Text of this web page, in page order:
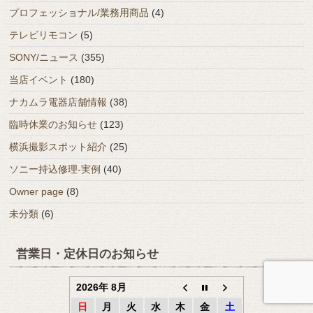
プロフェッショナル/業務用商品 (4)
テレビリモコン (5)
SONY/ニュース (355)
当店イベント (180)
ナカムラ電器店舗情報 (38)
臨時休業のお知らせ (123)
横浜撮影スポット紹介 (25)
ソニー持込修理-実例 (40)
Owner page (8)
未分類 (6)
営業日・定休日のお知らせ
2026年 8月
日
月 火 水 木 金 土